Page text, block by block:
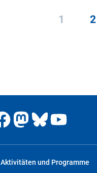
1 2
Aktivitäten und Programme